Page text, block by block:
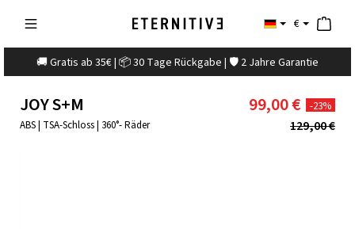
€
🚚 Gratis ab 35€ | 📦 30 Tage Rückgabe | 🛡️ 2 Jahre Garantie
JOY S+M
ABS | TSA-Schloss | 360°- Räder
99,00 € -23%
129,00 €